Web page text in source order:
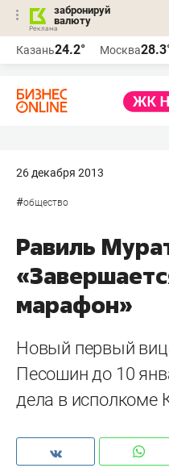
забронируй
валюту
Казань24.2° Москва
26 декабря 2013
#общество
Равиль
марафон»
Новый первый
Песошин до 10
дела в исполкоме